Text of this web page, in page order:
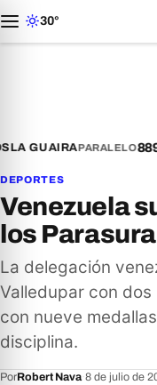
30°
LA GUAIRAPARALELO
DEPORTES
Venezuela
los
La delegación
Valledupar con
con nueve
disciplina.
PorRobert Nava· 8 de julio de